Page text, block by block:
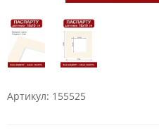
Артикул: 155525